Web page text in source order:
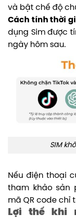
và bật chế độ
Cách tính thời
dụng Sim được
ngày hôm sau.
SIM
Nếu điện thoại
tham khảo sản
mã QR code chỉ
Lợi thế khi